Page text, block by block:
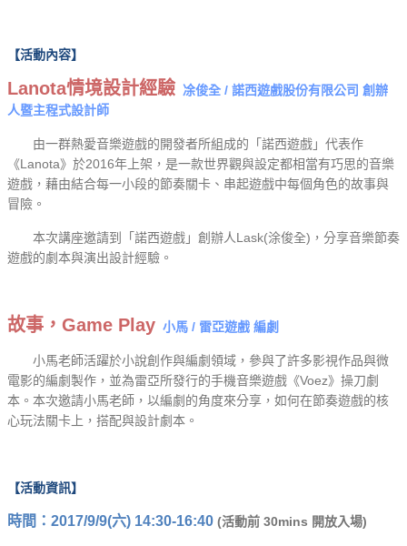
【活動內容】
Lanota情境設計經驗 凃俊全 / 諾西遊戲股份有限公司 創辦
人暨主程式設計師
由一群熱愛音樂遊戲的開發者所組成的「諾西遊戲」代表作
《Lanota》於2016年上架，是一款世界觀與設定都相當有巧思的音樂
遊戲，藉由結合每一小段的節奏關卡、串起遊戲中每個角色的故事與
冒險。
本次講座邀請到「諾西遊戲」創辦人Lask(涂俊全)，分享音樂節奏
遊戲的劇本與演出設計經驗。
故事，Game Play 小馬 / 雷亞遊戲 編劇
小馬老師活躍於小說創作與編劇領域，參與了許多影視作品與微
電影的編劇製作，並為雷亞所發行的手機音樂遊戲《Voez》操刀劇
本。本次邀請小馬老師，以編劇的角度來分享，如何在節奏遊戲的核
心玩法關卡上，搭配與設計劇本。
【活動資訊】
時間：2017/9/9(六) 14:30-16:40 (活動前 30mins 開放入場)